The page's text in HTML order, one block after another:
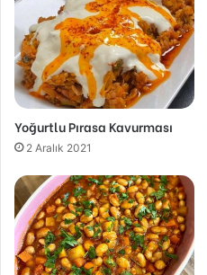
Yoğurtlu Pırasa Kavurması
2 Aralık 2021